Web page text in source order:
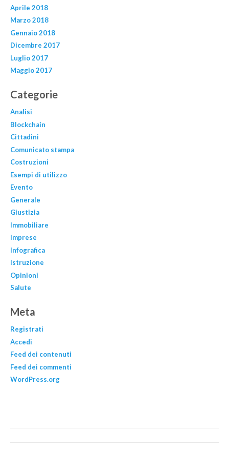
Aprile 2018
Marzo 2018
Gennaio 2018
Dicembre 2017
Luglio 2017
Maggio 2017
Categorie
Analisi
Blockchain
Cittadini
Comunicato stampa
Costruzioni
Esempi di utilizzo
Evento
Generale
Giustizia
Immobiliare
Imprese
Infografica
Istruzione
Opinioni
Salute
Meta
Registrati
Accedi
Feed dei contenuti
Feed dei commenti
WordPress.org